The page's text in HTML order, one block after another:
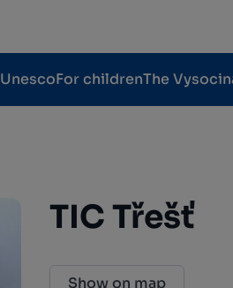
UnescoFor childrenThe
TIC Třešť
Show on map